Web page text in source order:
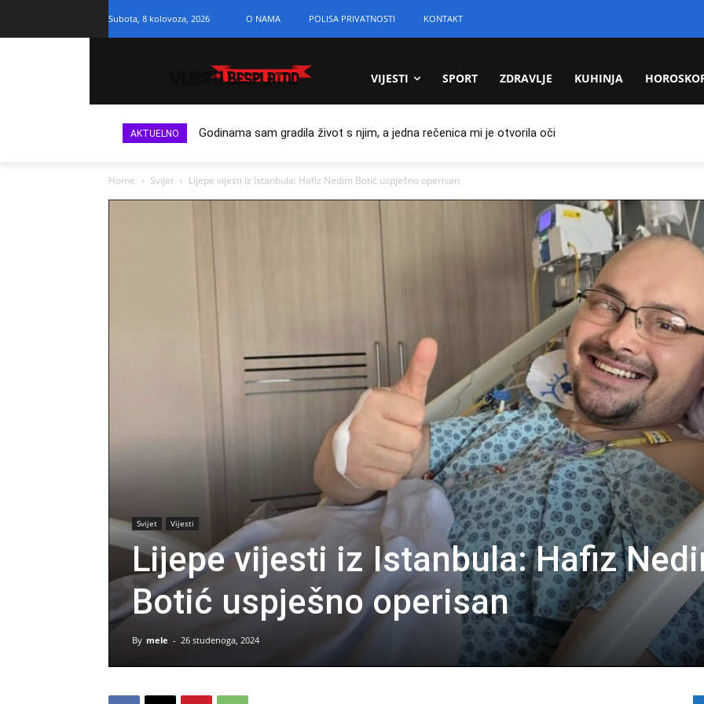
Subota, 8 kolovoza, 2026 O NAMA POLISA PRIVATNOSTI KONTAKT
VIJESTI SPORT ZDRAVLJE KUHINJA
AKTUELNO Godinama sam gradila život s njim, a jedna rečenica mi je otvorila oči
Home Svijet Lijepe vijesti iz Istanbula: Hafiz Nedim Botić uspješno operisan
Svijet Vijesti
Lijepe vijesti iz Istanbula: Hafiz
Botić uspješno operisan
By mele - 26 studenoga, 2024